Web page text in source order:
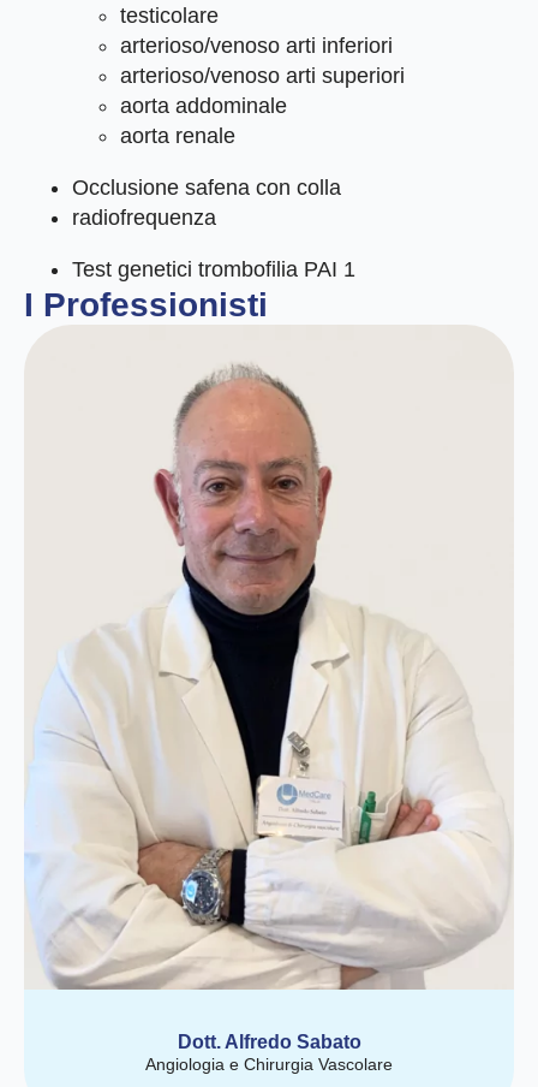
testicolare
arterioso/venoso arti inferiori
arterioso/venoso arti superiori
aorta addominale
aorta renale
Occlusione safena con colla
radiofrequenza
Test genetici trombofilia PAI 1
I Professionisti
Dott. Alfredo Sabato
Angiologia e Chirurgia Vascolare